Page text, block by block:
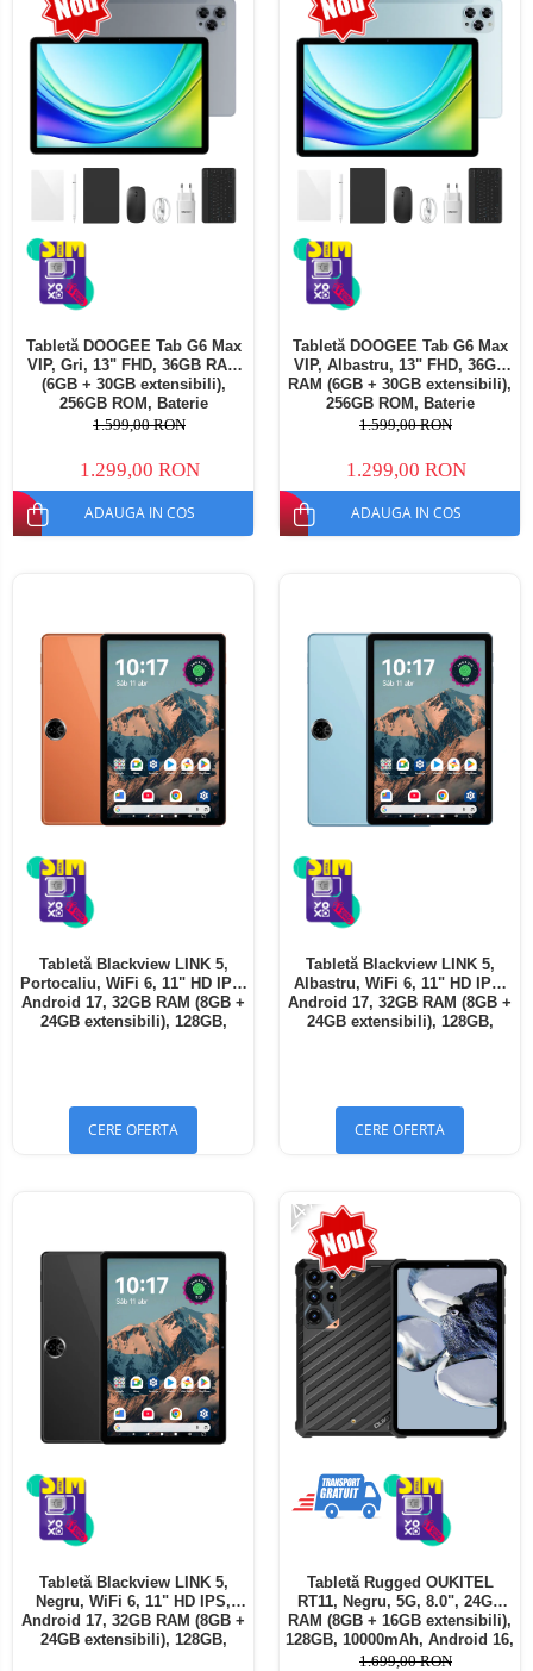
Telefoane mobile Ulefone
Telefoane mobile Unihertz
Telefoane mobile Cubot
Telefoane mobile Blackview
Telefoane mobile OSCAL
Telefoane mobile Fossibot
Telefoane mobile Lagenio
Telefoane mobile Samsung
Telefoane mobile iSEN
Telefoane mobile HUAWEI
Telefoane mobile iHunt
Telefoane mobile Xiaomi
Telefoane mobile Realme
Telefoane mobile ZTE Nubia
Tabletă DOOGEE Tab G6 Max
VIP, Gri, 13" FHD, 36GB RAM
(6GB + 30GB extensibili),
256GB ROM, Baterie
10800mAh, Android, Wi-Fi
1.599,00 RON
1.299,00 RON
ADAUGA IN COS
Tabletă DOOGEE Tab G6 Max
VIP, Albastru, 13" FHD, 36GB
RAM (6GB + 30GB extensibili),
256GB ROM, Baterie
10800mAh, Android, Wi-Fi
1.599,00 RON
1.299,00 RON
ADAUGA IN COS
Tabletă Blackview LINK 5,
Portocaliu, WiFi 6, 11" HD IPS,
Android 17, 32GB RAM (8GB +
24GB extensibili), 128GB,
CERE OFERTA
Tabletă Blackview LINK 5,
Albastru, WiFi 6, 11" HD IPS,
Android 17, 32GB RAM (8GB +
24GB extensibili), 128GB,
CERE OFERTA
Tabletă Blackview LINK 5,
Negru, WiFi 6, 11" HD IPS,
Android 17, 32GB RAM (8GB +
24GB extensibili), 128GB,
-24%
Tabletă Rugged OUKITEL
RT11, Negru, 5G, 8.0", 24GB
RAM (8GB + 16GB extensibili),
128GB, 10000mAh, Android 16,
Cameră 16MP AI, Dock
1.699,00 RON